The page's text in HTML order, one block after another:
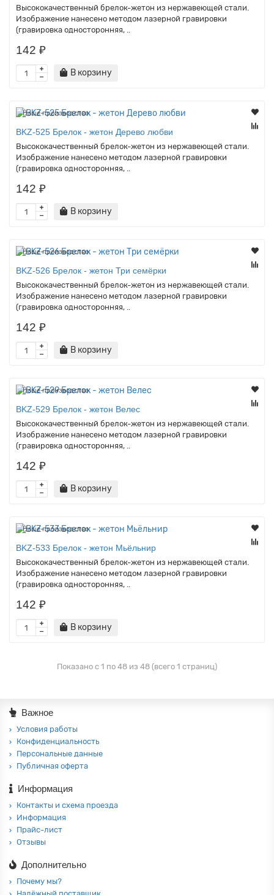
Высококачественный брелок-жетон из нержавеющей стали.
Изображение нанесено методом лазерной гравировки
(гравировка односторонняя, ..
142 ₽
В корзину
Наше производство
BKZ-525 Брелок - жетон Дерево любви
Высококачественный брелок-жетон из нержавеющей стали.
Изображение нанесено методом лазерной гравировки
(гравировка односторонняя, ..
142 ₽
В корзину
Наше производство
BKZ-526 Брелок - жетон Три семёрки
Высококачественный брелок-жетон из нержавеющей стали.
Изображение нанесено методом лазерной гравировки
(гравировка односторонняя, ..
142 ₽
В корзину
Наше производство
BKZ-529 Брелок - жетон Велес
Высококачественный брелок-жетон из нержавеющей стали.
Изображение нанесено методом лазерной гравировки
(гравировка односторонняя, ..
142 ₽
В корзину
Наше производство
BKZ-533 Брелок - жетон Мьёльнир
Высококачественный брелок-жетон из нержавеющей стали.
Изображение нанесено методом лазерной гравировки
(гравировка односторонняя, ..
142 ₽
В корзину
Показано с 1 по 48 из 48 (всего 1 страниц)
Важное
Условия работы
Конфиденциальность
Персональные данные
Публичная оферта
Информация
Контакты и схема проезда
Информация
Прайс-лист
Отзывы
Дополнительно
Почему мы?